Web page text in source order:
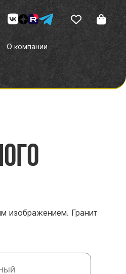
О компании
изображением. Гранит